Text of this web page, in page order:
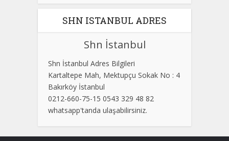
SHN ISTANBUL ADRES
Shn İstanbul
Shn İstanbul Adres Bilgileri
Kartaltepe Mah, Mektupçu Sokak No : 4
Bakırköy İstanbul
0212-660-75-15 0543 329 48 82
whatsapp'tanda ulaşabilirsiniz.